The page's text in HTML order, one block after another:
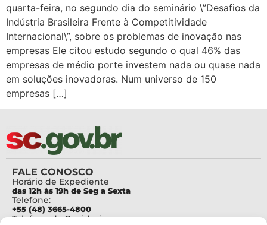
quarta-feira, no segundo dia do seminário \”Desafios da
Indústria Brasileira Frente à Competitividade
Internacional\”, sobre os problemas de inovação nas
empresas Ele citou estudo segundo o qual 46% das
empresas de médio porte investem nada ou quase nada
em soluções inovadoras. Num universo de 150
empresas […]
FALE CONOSCO
Horário de Expediente
das 12h às 19h de Seg a Sexta
Telefone:
+55 (48) 3665-4800
Telefone da Ouvidoria